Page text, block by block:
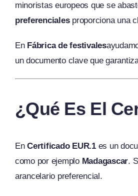
minoristas europeos que se
preferencialesproporciona una
En Fábrica de festivales
un documento clave que
¿Qué Es El
EnCertificado EUR.1es un
como por ejemplo Madagascar.
arancelario preferencial.